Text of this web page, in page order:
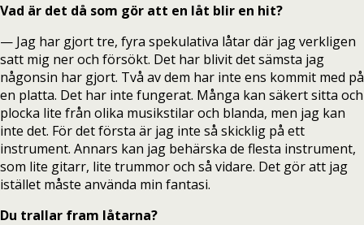
Vad är det då som gör att en låt blir en hit?
— Jag har gjort tre, fyra spekulativa låtar där jag verkligen
satt mig ner och försökt. Det har blivit det sämsta jag
någonsin har gjort. Två av dem har inte ens kommit med på
en platta. Det har inte fungerat. Många kan säkert sitta och
plocka lite från olika musikstilar och blanda, men jag kan
inte det. För det första är jag inte så skicklig på ett
instrument. Annars kan jag behärska de flesta instrument,
som lite gitarr, lite trummor och så vidare. Det gör att jag
istället måste använda min fantasi.
Du trallar fram låtarna?